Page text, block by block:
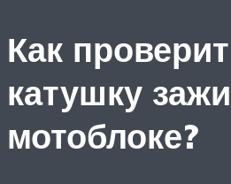
Как
катушку
мотоблоке?